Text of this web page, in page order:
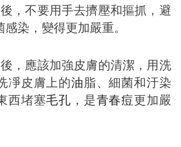
後，不要用手去擠壓和摳抓，避
感染，變得更加嚴重。
後，應該加強皮膚的清潔，用洗
凈皮膚上的油脂、細菌和汙染
西堵塞毛孔 ，是青春痘更加嚴